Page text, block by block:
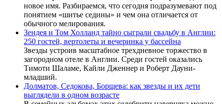
новое имя. Разбираемся, что сегодня подразумевают под
понятием «шитье седины» и чем она отличается от
обычного мелирования.
Зендея и Том Холланд тайно сыграли свадьбу в Англии:
250 гостей, вертолеты и вечеринка у бассейна
Звезды устроив масштабное трехдневное торжество в
загородном отеле в Англии. Среди гостей оказались
Тимоти Шаламе, Кайли Дженнер и Роберт Дауни-
младший.
Долматов, Седокова, Борщева: как звезды и их дети
выглядели в одном возрасте